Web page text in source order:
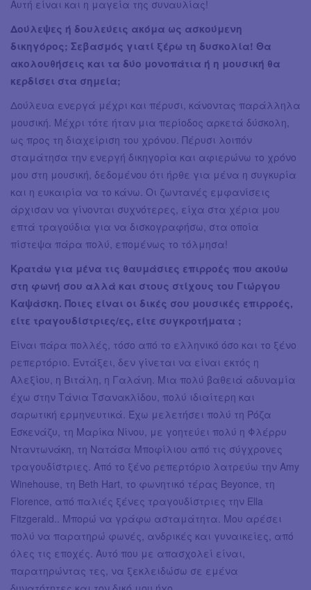
Αυτή είναι και η μαγεία της συναυλίας!
Δούλεψες ή δουλεύεις ακόμα ως ασκούμενη
δικηγόρος; Σεβασμός γιατί ξέρω τη δυσκολία! Θα
ακολουθήσεις και τα δύο μονοπάτια ή η μουσική θα
κερδίσει στα σημεία;
Δούλευα ενεργά μέχρι και πέρυσι, κάνοντας παράλληλα
μουσική. Μέχρι τότε ήταν μια περίοδος αρκετά δύσκολη,
ως προς τη διαχείριση του χρόνου. Πέρυσι λοιπόν
σταμάτησα την ενεργή δικηγορία και αφιερώνω το χρόνο
μου στη μουσική, δεδομένου ότι ήρθε για μένα η συγκυρία
και η ευκαιρία να το κάνω. Οι ζωντανές εμφανίσεις
άρχισαν να γίνονται συχνότερες, είχα στα χέρια μου
επτά τραγούδια για να δισκογραφήσω, στα οποία
πίστεψα πάρα πολύ, επομένως το τόλμησα!
Κρατάω για μένα τις θαυμάσιες επιρροές που ακούω
στη φωνή σου αλλά και στους στίχους του Γιώργου
Καψάσκη. Ποιες είναι οι δικές σου μουσικές επιρροές,
είτε τραγουδίστριες/ες, είτε συγκροτήματα ;
Είναι πάρα πολλές, τόσο από το ελληνικό όσο και το ξένο
ρεπερτόριο. Εντάξει, δεν γίνεται να είναι εκτός η
Αλεξίου, η Βιτάλη, η Γαλάνη. Μια πολύ βαθειά αδυναμία
έχω στην Τάνια Τσανακλίδου, πολύ ιδιαίτερη και
σαρωτική ερμηνευτικά. Έχω μελετήσει πολύ τη Ρόζα
Εσκενάζυ, τη Μαρίκα Νίνου, με γοητεύει πολύ η Φλέρρυ
Νταντωνάκη, τη Νατάσα Μποφίλιου από τις σύγχρονες
τραγουδίστριες. Από το ξένο ρεπερτόριο λατρεύω την Amy
Winehouse, τη Beth Hart, το φωνητικό τέρας Beyonce, τη
Florence, από παλιές ξένες τραγουδίστριες την Ella
Fitzgerald.. Μπορώ να γράφω ασταμάτητα. Μου αρέσει
πολύ να παρατηρώ φωνές, ανδρικές και γυναικείες, από
όλες τις εποχές. Αυτό που με απασχολεί είναι,
παρατηρώντας τες, να ξεκλειδώσω σε εμένα